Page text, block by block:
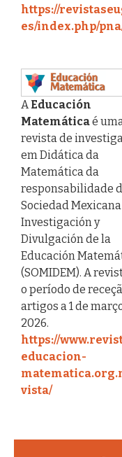
https://
es/index.php/
A Educación
Matemáticaé
revista de
em Didática da
Matemática da
responsabilidade
Sociedad
Investigación y
Divulgación de la
Educación
(SOMIDEM). A
o período de
artigos a 1 de
2026.
https://
educacion-
vista/